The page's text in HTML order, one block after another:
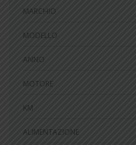
MARCHIO
MODELLO
ANNO
MOTORE
KM
ALIMENTAZIONE